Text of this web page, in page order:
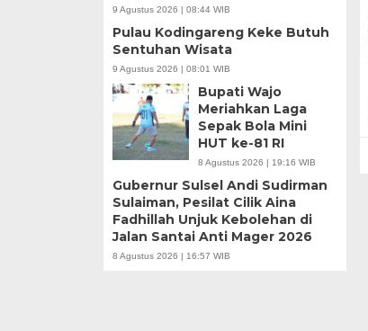
9 Agustus 2026 | 08:44 WIB
Pulau Kodingareng Keke Butuh
Sentuhan Wisata
9 Agustus 2026 | 08:01 WIB
Bupati Wajo
Meriahkan Laga
Sepak Bola Mini
HUT ke-81 RI
8 Agustus 2026 | 19:16 WIB
Gubernur Sulsel Andi Sudirman
Sulaiman, Pesilat Cilik Aina
Fadhillah Unjuk Kebolehan di
Jalan Santai Anti Mager 2026
8 Agustus 2026 | 16:57 WIB